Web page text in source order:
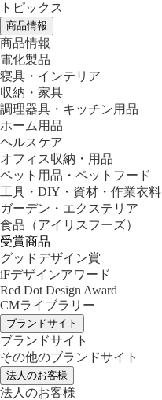
トピックス
商品情報
商品情報
電化製品
寝具・インテリア
収納・家具
調理器具・キッチン用品
ホーム用品
ヘルスケア
オフィス収納・用品
ペット用品・ペットフード
工具・DIY・資材・作業衣料
ガーデン・エクステリア
食品 （アイリスフーズ）
受賞商品
グッドデザイン賞
iFデザインアワード
Red Dot Design Award
CMライブラリー
ブランドサイト
ブランドサイト
その他のブランドサイト
法人のお客様
法人のお客様